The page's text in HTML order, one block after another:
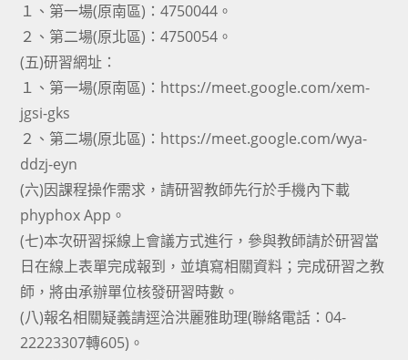
１、第一場(原南區)：4750044。
２、第二場(原北區)：4750054。
(五)研習網址：
１、第一場(原南區)：https://meet.google.com/xem-
jgsi-gks
２、第二場(原北區)：https://meet.google.com/wya-
ddzj-eyn
(六)因課程操作需求，請研習教師先行於手機內下載
phyphox App。
(七)本次研習採線上會議方式進行，參與教師請於研習當
日在線上表單完成報到，並填寫相關資料；完成研習之教
師，將由承辦單位核發研習時數。
(八)報名相關疑義請逕洽洪麗雅助理(聯絡電話：04-
22223307轉605)。